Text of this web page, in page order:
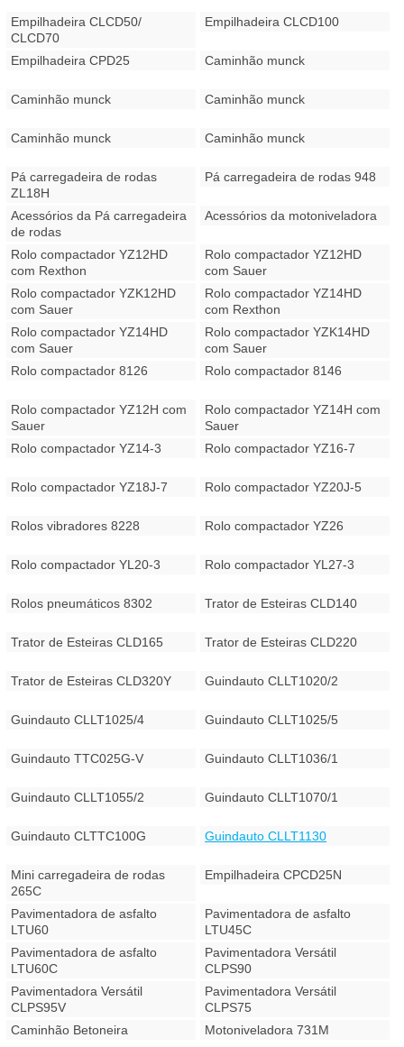
Empilhadeira CLCD50/
CLCD70
Empilhadeira CLCD100
Empilhadeira CPD25 Caminhão munck
Caminhão munck Caminhão munck
Caminhão munck Caminhão munck
Pá carregadeira de rodas
ZL18H
Pá carregadeira de rodas 948
Acessórios da Pá carregadeira
de rodas
Acessórios da motoniveladora
Rolo compactador YZ12HD
com Rexthon
Rolo compactador YZ12HD
com Sauer
Rolo compactador YZK12HD
com Sauer
Rolo compactador YZ14HD
com Rexthon
Rolo compactador YZ14HD
com Sauer
Rolo compactador YZK14HD
com Sauer
Rolo compactador 8126
Rolo compactador 8146
Rolo compactador YZ12H com
Sauer
Rolo compactador YZ14H com
Sauer
Rolo compactador YZ14-3
Rolo compactador YZ16-7
Rolo compactador YZ18J-7 Rolo compactador YZ20J-5
Rolos vibradores 8228 Rolo compactador YZ26
Rolo compactador YL20-3 Rolo compactador YL27-3
Rolos pneumáticos 8302 Trator de Esteiras CLD140
Trator de Esteiras CLD165 Trator de Esteiras CLD220
Trator de Esteiras CLD320Y Guindauto CLLT1020/2
Guindauto CLLT1025/4 Guindauto CLLT1025/5
Guindauto TTC025G-V Guindauto CLLT1036/1
Guindauto CLLT1055/2 Guindauto CLLT1070/1
Guindauto CLTTC100G Guindauto CLLT1130
Mini carregadeira de rodas
265C
Empilhadeira CPCD25N
Pavimentadora de asfalto
LTU60
Pavimentadora de asfalto
LTU45C
Pavimentadora de asfalto
LTU60C
Pavimentadora Versátil
CLPS90
Pavimentadora Versátil
CLPS95V
Pavimentadora Versátil
CLPS75
Caminhão Betoneira
Motoniveladora 731M